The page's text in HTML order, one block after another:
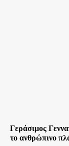
Γεράσιμος
το ανθρώπινο